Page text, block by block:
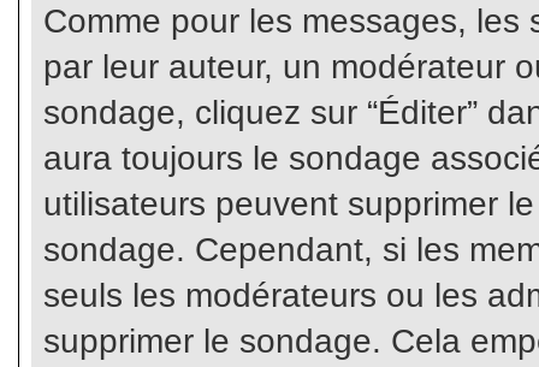
Comme pour les messages,
par leur auteur, un modérateur
sondage, cliquez sur “Éditer”
aura toujours le sondage
utilisateurs peuvent supprimer
sondage. Cependant, si les
seuls les modérateurs ou les
supprimer le sondage. Cela